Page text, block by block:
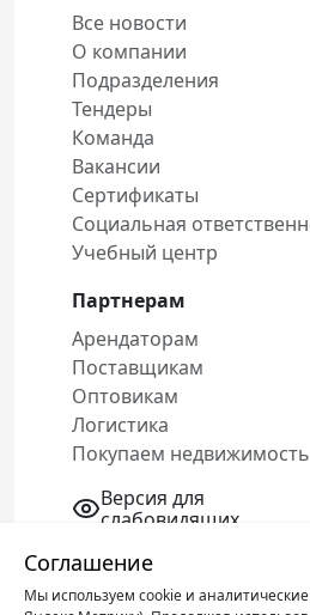
Соглашение
Мы используем cookie и
Все новости
О компании
Подразделения
Тендеры
Команда
Вакансии
Сертификаты
Социальная
Учебный центр
Партнерам
Арендаторам
Поставщикам
Оптовикам
Логистика
Покупаем недвижимость
Версия для
слабовидящих
Политика